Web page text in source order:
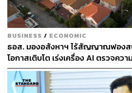
BUSINESS / ECONOMIC
ธอส. มองอสังหาฯ ไร้สัญญาณฟองส
โอกาสเติบโต เร่งเครื่อง AI ตรวจคว
ปีหลัง ยกระดับจับธุรกรรมต้องสงสัย
บุคคล